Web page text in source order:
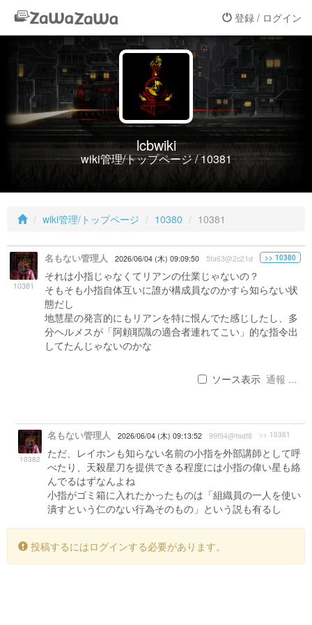
登録 / ログイン
lcbwiki
wiki管理/トップページ / 10381
wiki管理/トップページ 10380 10381
10381
名もない管理人 2026/06/04 (木) 09:09:50 5fa63@2c21d >> 10380
それは小指じゃなくてリアンの仕業じゃないの？
そもそも小指自体互いに誰が構成員なのかすら知らない状
態だし
地慧星の発言的にもリアンを特に恨んでた感じしたし、多
分ヘルメスが「阿頼耶識の適合者連れてこい」的な指令出
してたんじゃないのかな
ソース表示 通報 ...
10382
名もない管理人 2026/06/04 (木) 09:13:52 99f94@fedf8 >> 10381
ただ、レイホンも知らない名前の小指を外部講師として呼
べたり、天殺星刀を提供できる程度には小指の偉い星も絡
んでるはずなんよね
小指がゴミ箱に入れたかったものは「組織員の一人を使い
潰すという仁のない行為そのもの」という説も有るし
投稿するにはログインする必要があります。